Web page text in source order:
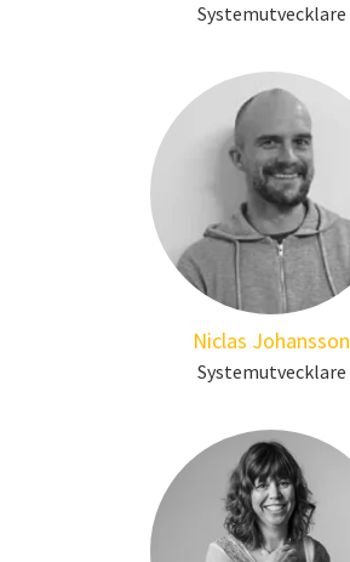
Systemutvecklare
Niclas Johansson
Systemutvecklare